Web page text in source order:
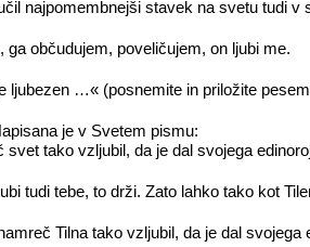
najpomembnejši stavek na svetu tudi v
ga občudujem, poveličujem, on ljubi me.
ljubezen …« (posnemite in priložite
je v Svetem pismu:
svet tako vzljubil, da je dal svojega
tudi tebe, to drži. Zato lahko tako kot
Tilna tako vzljubil, da je dal